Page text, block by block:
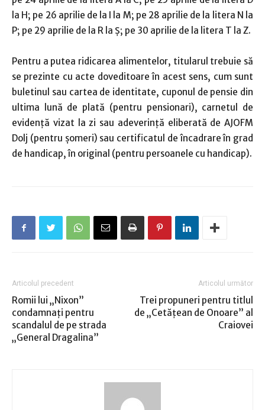
la H; pe 26 aprilie de la I la M; pe 28 aprilie de la litera N la
P; pe 29 aprilie de la R la Ş; pe 30 aprilie de la litera T la Z.
Pentru a putea ridicarea alimentelor, titularul trebuie să
se prezinte cu acte doveditoare în acest sens, cum sunt
buletinul sau cartea de identitate, cuponul de pensie din
ultima lună de plată (pentru pensionari), carnetul de
evidenţă vizat la zi sau adeverinţă eliberată de AJOFM
Dolj (pentru şomeri) sau certificatul de încadrare în grad
de handicap, în original (pentru persoanele cu handicap).
Articolul precedent
Romii lui „Nixon”
condamnați pentru
scandalul de pe strada
„General Dragalina”
Articolul următor
Trei propuneri pentru titlul
de „Cetățean de Onoare” al
Craiovei